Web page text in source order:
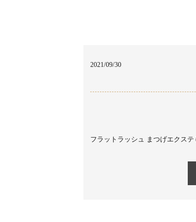
2021/09/30
フラットラッシュ まつげエクス